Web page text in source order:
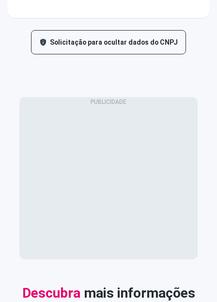
Solicitação para ocultar dados do CNPJ
Descubra mais informações